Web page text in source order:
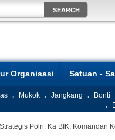
Organisasi Satuan -
. Mukok . Jangkang .
Bonti
.
Polri: Ka BIK, Komandan